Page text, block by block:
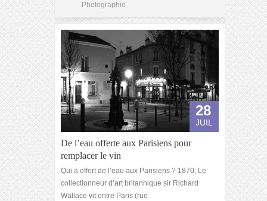
Photographie
28
JUIL
De l’eau offerte aux Parisiens pour
remplacer le vin
Qui a offert de l’eau aux Parisiens ? 1870, Le
collectionneur d’art britannique sir Richard
Wallace vit entre Paris (rue